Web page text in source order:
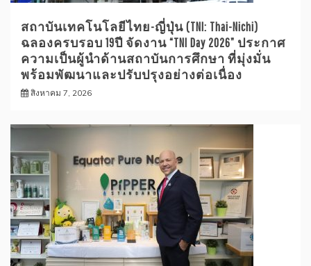
สถาบันเทคโนโลยีไทย-ญี่ปุ่น (TNI: Thai-Nichi)
ฉลองครบรอบ 19ปี จัดงาน “TNI Day 2026” ประกาศ
ความเป็นผู้นำด้านสถาบันการศึกษา ที่มุ่งมั่น
พร้อมพัฒนาและปรับปรุงอย่างต่อเนื่อง
สิงหาคม 7, 2026